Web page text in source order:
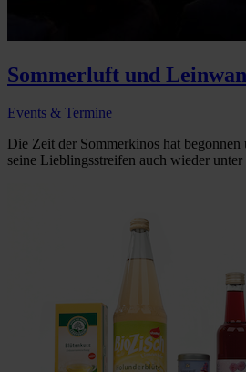
Sommerluft und
Events & Termine
Die Zeit der Sommerkinos hat
seine Lieblingsstreifen auch wieder